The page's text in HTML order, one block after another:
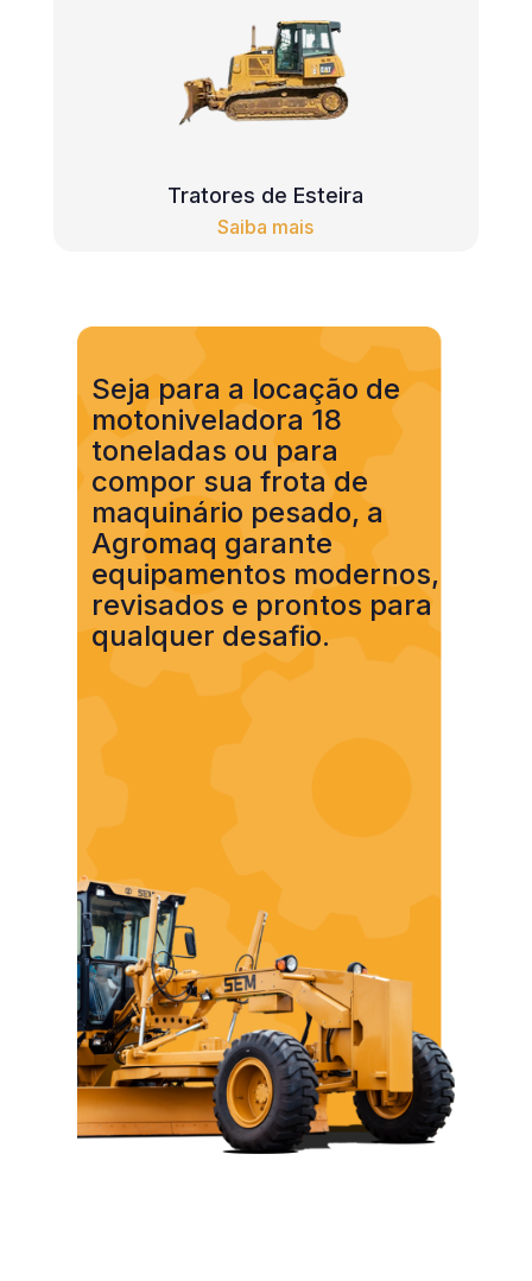
Tratores de Esteira
Saiba mais
Seja para a locação de
motoniveladora 18
toneladas ou para
compor sua frota de
maquinário pesado, a
Agromaq garante
equipamentos modernos,
revisados e prontos para
qualquer desafio.